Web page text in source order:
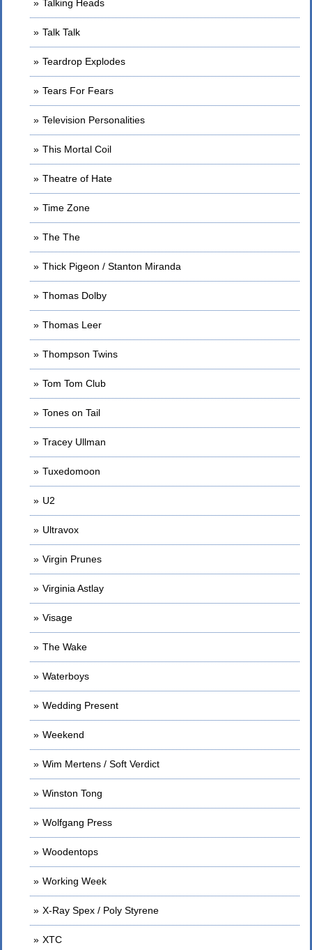
Talking Heads
Talk Talk
Teardrop Explodes
Tears For Fears
Television Personalities
This Mortal Coil
Theatre of Hate
Time Zone
The The
Thick Pigeon / Stanton Miranda
Thomas Dolby
Thomas Leer
Thompson Twins
Tom Tom Club
Tones on Tail
Tracey Ullman
Tuxedomoon
U2
Ultravox
Virgin Prunes
Virginia Astlay
Visage
The Wake
Waterboys
Wedding Present
Weekend
Wim Mertens / Soft Verdict
Winston Tong
Wolfgang Press
Woodentops
Working Week
X-Ray Spex / Poly Styrene
XTC